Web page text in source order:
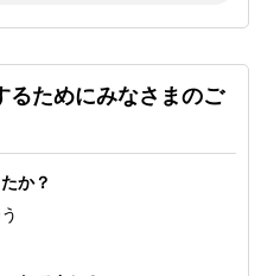
るためにみなさまのご
か？